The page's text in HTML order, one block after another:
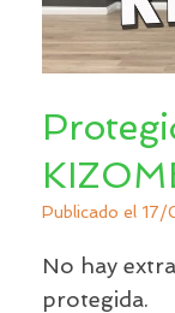
Publicado el 17/
No hay
protegida.